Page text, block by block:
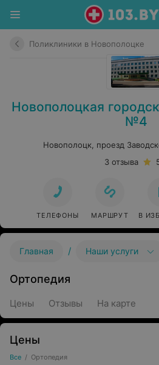
Поликлиники в Новополоцке
Новополоцкая
№4
Новополоцк, проезд
3 отзыва
ТЕЛЕФОНЫ МАРШРУТ В
Главная / Наши услуги
Ортопедия
Цены Отзывы На карте
Цены
Все / Ортопедия